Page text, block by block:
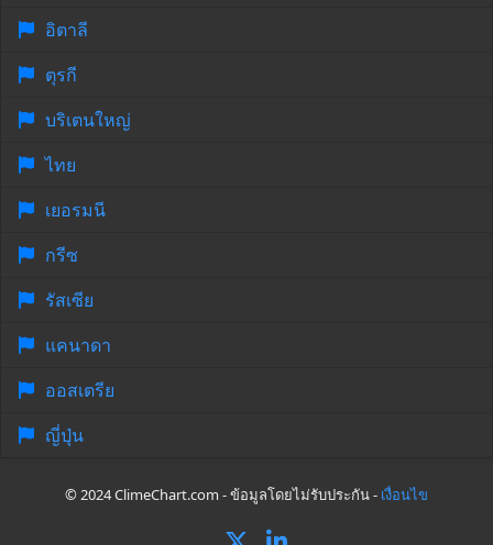
อิตาลี
ตุรกี
บริเตนใหญ่
ไทย
เยอรมนี
กรีซ
รัสเซีย
แคนาดา
ออสเตรีย
ญี่ปุ่น
© 2024 ClimeChart.com - ข้อมูลโดยไม่รับประกัน - เงื่อนไข